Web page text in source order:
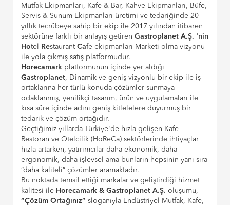
Mutfak Ekipmanları, Kafe & Bar, Kahve Ekipmanları, Büfe,
Servis & Sunum Ekipmanları üretimi ve tedariğinde 20
yıllık tecrübeye sahip bir ekip ile 2017 yılından itibaren
sektörüne farklı bir anlayış getirenGastroplanet A.Ş. 'nin
Hotel-Restaurant-Cafe ekipmanları Marketi olma vizyonu
ile yola çıkmış satış platformudur.
Horecamark platformunun içinde yer aldığı
Gastroplanet, Dinamik ve geniş vizyonlu bir ekip ile iş
ortaklarına her türlü konuda çözümler sunmaya
odaklanmış, yenilikçi tasarım, ürün ve uygulamaları ile
kısa süre içinde adını geniş kitlelelere duyurmuş bir
tedarik ve çözüm ortağıdır.
Geçtiğimiz yıllarda Türkiye'de hızla gelişen Kafe -
Restoran ve Otelcilik (HoReCa) sektörlerinde ihtiyaçlar
hızla artarken, yatırımcılar daha ekonomik, daha
ergonomik, daha işlevsel ama bunların hepsinin yanı sıra
“daha kaliteli” çözümler aramaktadır.
Bu noktada temsil ettiği markalar ve geliştirdiği hizmet
kalitesi ile Horecamark & Gastroplanet A.Ş. oluşumu,
“Çözüm Ortağınız” sloganıyla Endüstriyel Mutfak, Kafe,